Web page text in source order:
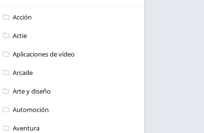
Acción
Actie
Aplicaciones de vídeo
Arcade
Arte y diseño
Automoción
Aventura